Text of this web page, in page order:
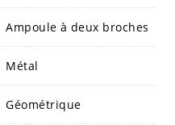
Ampoule à deux broches
Métal
Géométrique